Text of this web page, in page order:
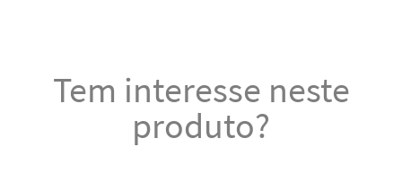
Tem interesse neste
produto?